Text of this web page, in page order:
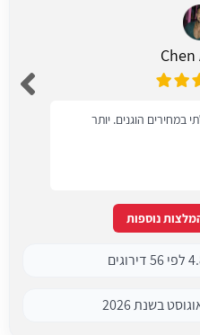
במחירים הוגנים. יותר
נוספות
בשנת 2026